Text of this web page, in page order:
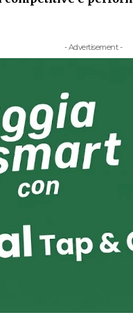
- Advertisement -